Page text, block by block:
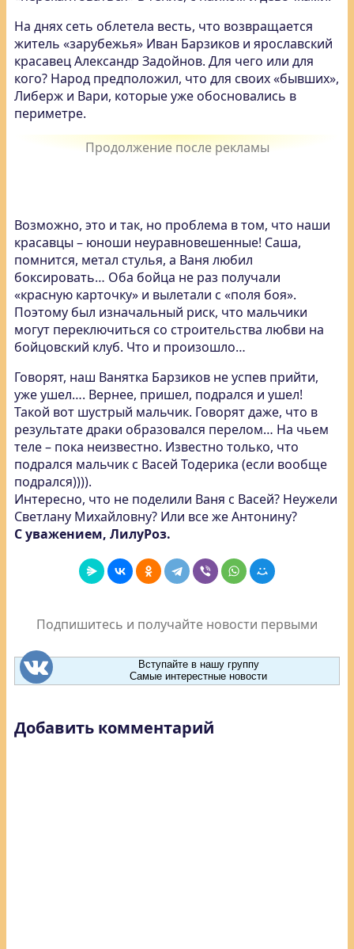
На днях сеть облетела весть, что возвращается
житель «зарубежья» Иван Барзиков и ярославский
красавец Александр Задойнов. Для чего или для
кого? Народ предположил, что для своих «бывших»,
Либерж и Вари, которые уже обосновались в
периметре.
Возможно, это и так, но проблема в том, что наши
красавцы – юноши неуравновешенные! Саша,
помнится, метал стулья, а Ваня любил
боксировать… Оба бойца не раз получали
«красную карточку» и вылетали с «поля боя».
Поэтому был изначальный риск, что мальчики
могут переключиться со строительства любви на
бойцовский клуб. Что и произошло…
Говорят, наш Ванятка Барзиков не успев прийти,
уже ушел…. Вернее, пришел, подрался и ушел!
Такой вот шустрый мальчик. Говорят даже, что в
результате драки образовался перелом… На чьем
теле – пока неизвестно. Известно только, что
подрался мальчик с Васей Тодерика (если вообще
подрался)))).
Интересно, что не поделили Ваня с Васей? Неужели
Светлану Михайловну? Или все же Антонину?
С уважением, ЛилуРоз.
Подпишитесь и получайте новости первыми
Вступайте в нашу группу
Самые интерестные новости
Добавить комментарий